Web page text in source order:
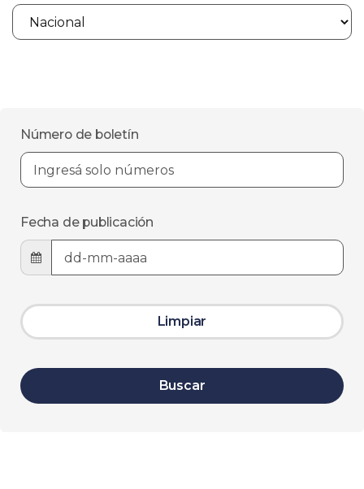
Número de boletín
Fecha de publicación
Limpiar
Buscar